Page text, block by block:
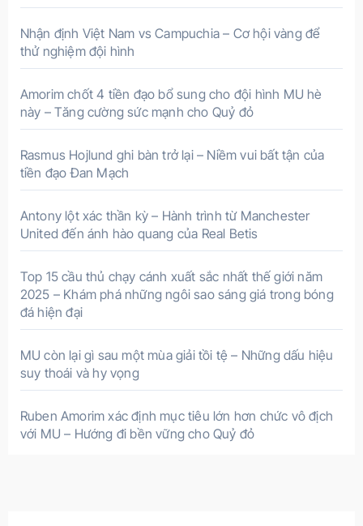
Nhận định Việt Nam vs Campuchia – Cơ hội vàng để
thử nghiệm đội hình
Amorim chốt 4 tiền đạo bổ sung cho đội hình MU hè
này – Tăng cường sức mạnh cho Quỷ đỏ
Rasmus Hojlund ghi bàn trở lại – Niềm vui bất tận của
tiền đạo Đan Mạch
Antony lột xác thần kỳ – Hành trình từ Manchester
United đến ánh hào quang của Real Betis
Top 15 cầu thủ chạy cánh xuất sắc nhất thế giới năm
2025 – Khám phá những ngôi sao sáng giá trong bóng
đá hiện đại
MU còn lại gì sau một mùa giải tồi tệ – Những dấu hiệu
suy thoái và hy vọng
Ruben Amorim xác định mục tiêu lớn hơn chức vô địch
với MU – Hướng đi bền vững cho Quỷ đỏ